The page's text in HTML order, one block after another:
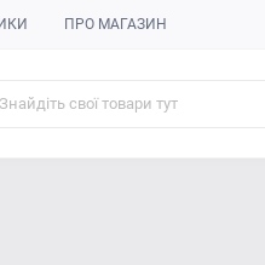
ПРО МАГАЗИН